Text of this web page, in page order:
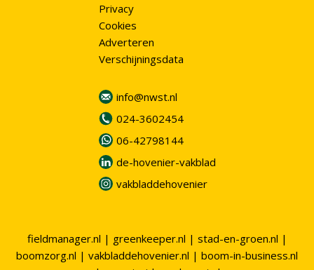
Privacy
Cookies
Adverteren
Verschijningsdata
info@nwst.nl
024-3602454
06-42798144
de-hovenier-vakblad
vakbladdehovenier
fieldmanager.nl | greenkeeper.nl | stad-en-groen.nl |
boomzorg.nl | vakbladdehovenier.nl | boom-in-business.nl